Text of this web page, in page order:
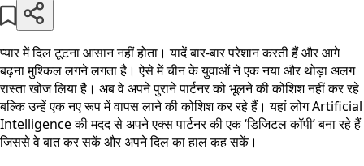
प्यार में दिल टूटना आसान नहीं होता। यादें बार-बार परेशान करती हैं और आगे
बढ़ना मुश्किल लगने लगता है। ऐसे में चीन के युवाओं ने एक नया और थोड़ा अलग
रास्ता खोज लिया है। अब वे अपने पुराने पार्टनर को भूलने की कोशिश नहीं कर रहे
बल्कि उन्हें एक नए रूप में वापस लाने की कोशिश कर रहे हैं। यहां लोग Artificial
Intelligence की मदद से अपने एक्स पार्टनर की एक ‘डिजिटल कॉपी’ बना रहे हैं
जिससे वे बात कर सकें और अपने दिल का हाल कह सकें।